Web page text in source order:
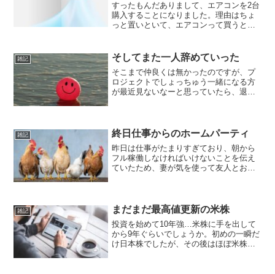
すったもんだありまして、エアコンを2台
購入することになりました。理由はちょ
っと置いといて、エアコンって買うと高
なに高いとは…普段から部屋を冷やして
くれているエアコンたち...
雑記 そしてまた一人辞めていった
そこまで仲良くは無かったのですが、プ
ロジェクトでしょっちゅう一緒になる方
が最近見ないなーと思っていたら、退職
ぐらい挨拶できれ...
雑記 終日仕事からのホームパーティ
昨日は仕事がたまりすぎており、朝から
フル稼働しなければいけないことを伝え
ていたため、妻が気を使って友人とお出
も多いし。ところどころ休...
雑記 まだまだ最高値更新の米株
投資を始めて10年強…米株に手を出して
から9年ぐらいでしょうか。初めの一瞬だ
け日本株でしたが、その後はほぼ米株の